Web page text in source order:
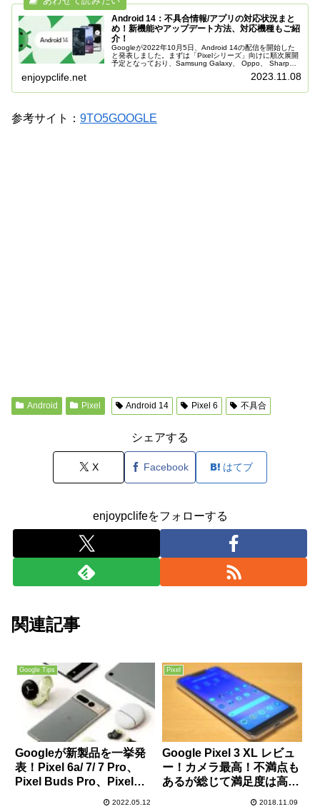
Android 14：不具合情報/アプリの対応状況まと
め！新機能やアップデート方法、対応機種もご紹
介！
Googleが2022年10月5日、Android 14の配信を開始した
と発表しました。まずは「Pixelシリーズ」向けに順次展開
予定となっており、Samsung Galaxy、 Oppo、 Sharp、
enjoypclife.net 2023.11.08
参考サイト： 9TO5GOOGLE
Android Pixel Android 14 Pixel 6 不具合
シェアする
X Facebook はてブ
enjoypclifeをフォローする
関連記事
Google Tips
Googleが新製品を一挙発
表！Pixel 6a/ 7/ 7 Pro、
Pixel Buds Pro、Pixel
2022.05.12
Pixel
Google Pixel 3 XL レビュ
ー！カメラ最高！不満点も
あるが総じて満足度は高
2018.11.09